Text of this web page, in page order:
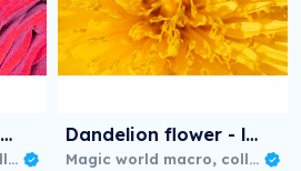
Petals of a bright scarlet rose
Magic world macro, collection №1
Dandelion flower - little sun
Magic world macro, collection №1